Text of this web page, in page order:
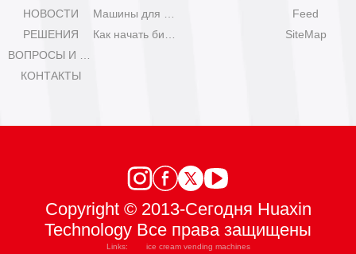
НОВОСТИ
РЕШЕНИЯ
КОНТАКТЫ
Feed
SiteMap
Copyright © 2013-Сегодня Huaxin
Technology Все права защищены
Links: ice cream vending machines